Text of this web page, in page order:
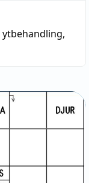
ytbehandling,